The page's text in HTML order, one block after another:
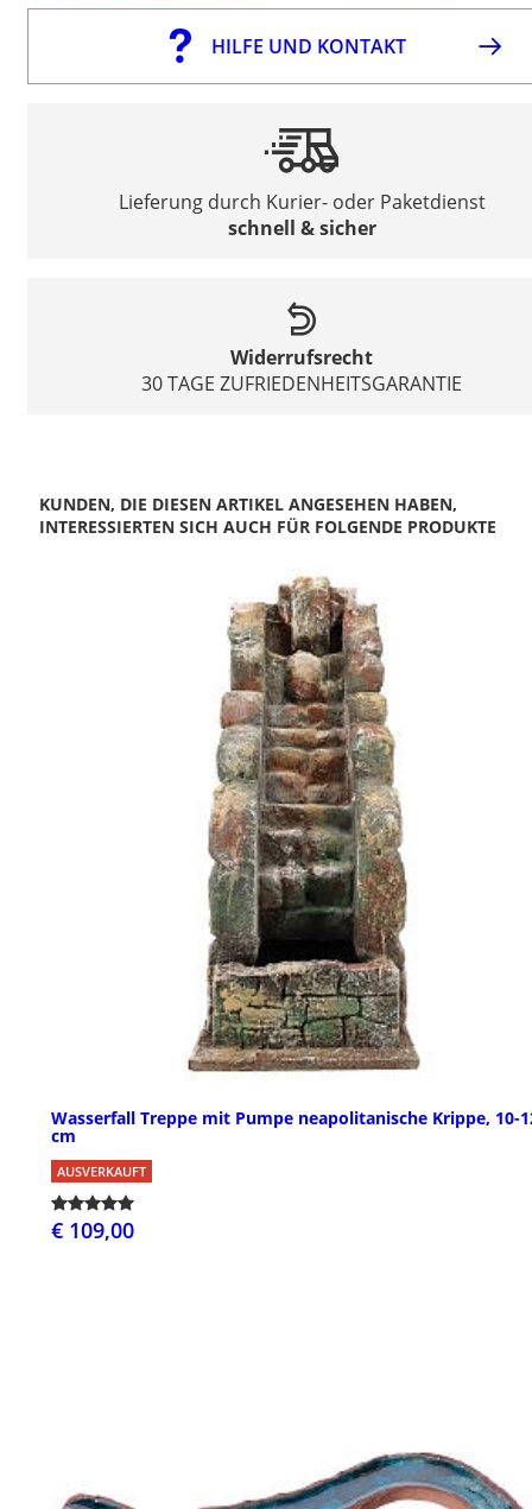
HILFE UND KONTAKT
Lieferung durch Kurier- oder Paketdienst
schnell & sicher
Widerrufsrecht
30 TAGE ZUFRIEDENHEITSGARANTIE
KUNDEN, DIE DIESEN ARTIKEL ANGESEHEN HABEN,
INTERESSIERTEN SICH AUCH FÜR FOLGENDE PRODUKTE
Wasserfall Treppe mit Pumpe neapolitanische Krippe, 10-
cm
AUSVERKAUFT
€ 109,00